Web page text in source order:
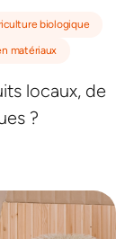
biologique
matériaux
locaux, de
?